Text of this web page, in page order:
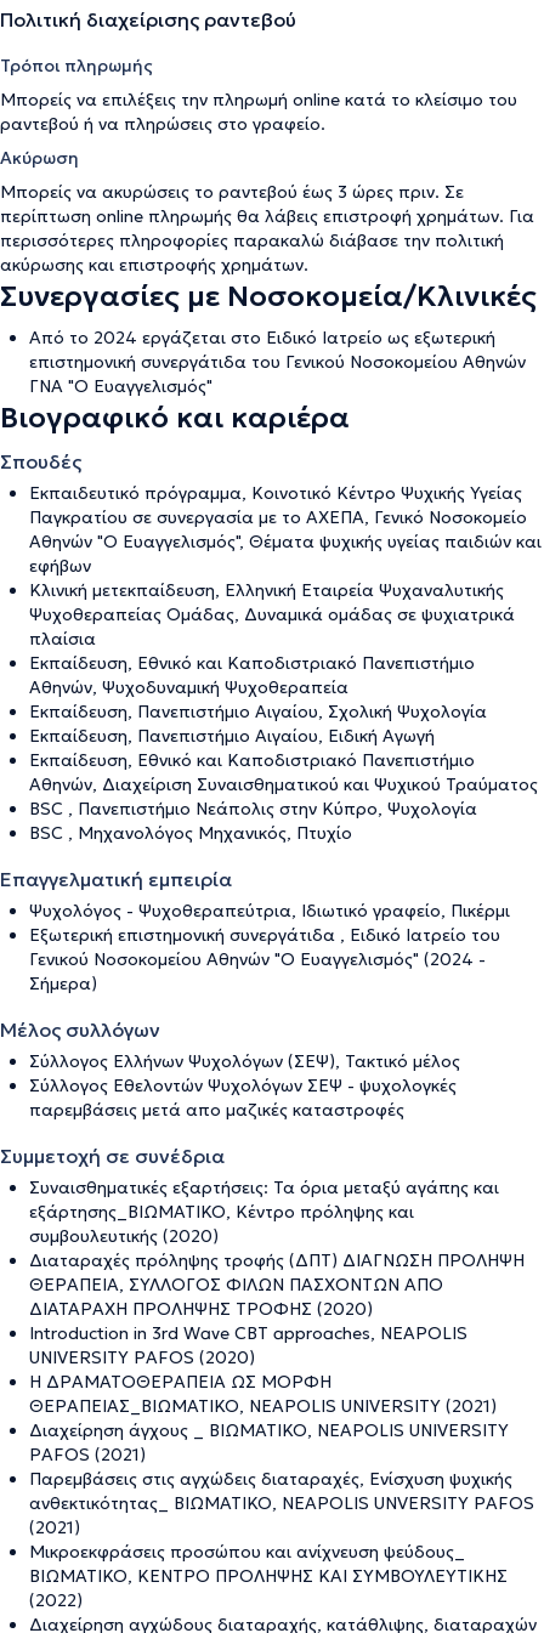
Πολιτική διαχείρισης ραντεβού
Τρόποι πληρωμής
Μπορείς να επιλέξεις την πληρωμή online κατά το κλείσιμο του
ραντεβού ή να πληρώσεις στο γραφείο.
Ακύρωση
Μπορείς να ακυρώσεις το ραντεβού έως 3 ώρες πριν. Σε
περίπτωση online πληρωμής θα λάβεις επιστροφή χρημάτων. Για
περισσότερες πληροφορίες παρακαλώ διάβασε την πολιτική
ακύρωσης και επιστροφής χρημάτων.
Συνεργασίες με Νοσοκομεία/Κλινικές
Από το 2024 εργάζεται στο Ειδικό Ιατρείο ως εξωτερική
επιστημονική συνεργάτιδα του Γενικού Νοσοκομείου Αθηνών
ΓΝΑ "Ο Ευαγγελισμός"
Βιογραφικό και καριέρα
Σπουδές
Εκπαιδευτικό πρόγραμμα, Κοινοτικό Κέντρο Ψυχικής Υγείας
Παγκρατίου σε συνεργασία με το ΑΧΕΠΑ, Γενικό Νοσοκομείο
Αθηνών "Ο Ευαγγελισμός", Θέματα ψυχικής υγείας παιδιών και
εφήβων
Κλινική μετεκπαίδευση, Ελληνική Εταιρεία Ψυχαναλυτικής
Ψυχοθεραπείας Ομάδας, Δυναμικά ομάδας σε ψυχιατρικά
πλαίσια
Εκπαίδευση, Εθνικό και Καποδιστριακό Πανεπιστήμιο
Αθηνών, Ψυχοδυναμική Ψυχοθεραπεία
Εκπαίδευση, Πανεπιστήμιο Αιγαίου, Σχολική Ψυχολογία
Εκπαίδευση, Πανεπιστήμιο Αιγαίου, Ειδική Αγωγή
Εκπαίδευση, Εθνικό και Καποδιστριακό Πανεπιστήμιο
Αθηνών, Διαχείριση Συναισθηματικού και Ψυχικού Τραύματος
BSC , Πανεπιστήμιο Νεάπολις στην Κύπρο, Ψυχολογία
BSC , Μηχανολόγος Μηχανικός, Πτυχίο
Επαγγελματική εμπειρία
Ψυχολόγος - Ψυχοθεραπεύτρια, Ιδιωτικό γραφείο, Πικέρμι
Εξωτερική επιστημονική συνεργάτιδα , Ειδικό Ιατρείο του
Γενικού Νοσοκομείου Αθηνών "Ο Ευαγγελισμός" (2024 -
Σήμερα)
Μέλος συλλόγων
Σύλλογος Ελλήνων Ψυχολόγων (ΣΕΨ), Τακτικό μέλος
Σύλλογος Εθελοντών Ψυχολόγων ΣΕΨ - ψυχολογκές
παρεμβάσεις μετά απο μαζικές καταστροφές
Συμμετοχή σε συνέδρια
Συναισθηματικές εξαρτήσεις: Τα όρια μεταξύ αγάπης και
εξάρτησης_ΒΙΩΜΑΤΙΚΟ, Κέντρο πρόληψης και
συμβουλευτικής (2020)
Διαταραχές πρόληψης τροφής (ΔΠΤ) ΔΙΑΓΝΩΣΗ ΠΡΟΛΗΨΗ
ΘΕΡΑΠΕΙΑ, ΣΥΛΛΟΓΟΣ ΦΙΛΩΝ ΠΑΣΧΟΝΤΩΝ ΑΠΟ
ΔΙΑΤΑΡΑΧΗ ΠΡΟΛΗΨΗΣ ΤΡΟΦΗΣ (2020)
Introduction in 3rd Wave CBT approaches, NEAPOLIS
UNIVERSITY PAFOS (2020)
Η ΔΡΑΜΑΤΟΘΕΡΑΠΕΙΑ ΩΣ ΜΟΡΦΗ
ΘΕΡΑΠΕΙΑΣ_ΒΙΩΜΑΤΙΚΟ, NEAPOLIS UNIVERSITY (2021)
Διαχείρηση άγχους _ ΒΙΩΜΑΤΙΚΟ, NEAPOLIS UNIVERSITY
PAFOS (2021)
Παρεμβάσεις στις αγχώδεις διαταραχές, Ενίσχυση ψυχικής
ανθεκτικότητας_ ΒΙΩΜΑΤΙΚΟ, NEAPOLIS UNVERSITY PAFOS
(2021)
Μικροεκφράσεις προσώπου και ανίχνευση ψεύδους_
ΒΙΩΜΑΤΙΚΟ, ΚΕΝΤΡΟ ΠΡΟΛΗΨΗΣ ΚΑΙ ΣΥΜΒΟΥΛΕΥΤΙΚΗΣ
(2022)
Διαχείρηση αγχώδους διαταραχής, κατάθλιψης, διαταραχών